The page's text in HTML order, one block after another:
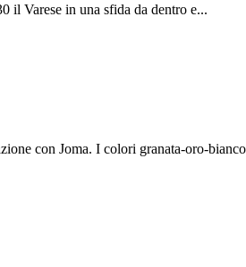
il Varese in una sfida da dentro e...
con Joma. I colori granata-oro-